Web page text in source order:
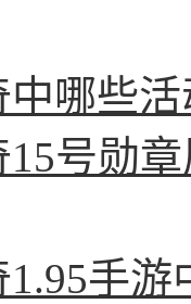
中哪些
15号勋
1.95手